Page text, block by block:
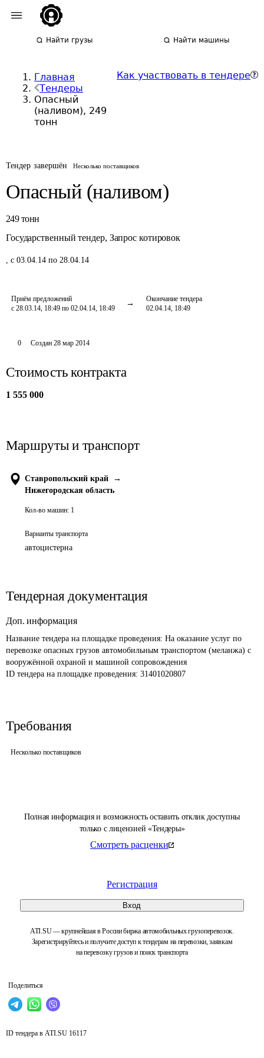
Найти грузы Найти машины
Главная
Тендеры
Опасный
(наливом), 249
тонн
Как участвовать в тендере
Тендер завершён Несколько поставщиков
Опасный (наливом)
249 тонн
Государственный тендер, Запрос котировок
, с 03.04.14 по 28.04.14
Приём предложений
с 28.03.14, 18:49 по 02.04.14, 18:49
Окончание тендера
02.04.14, 18:49
Полная информация и возможность оставить отклик доступны
только с лицензией «Тендеры»
Смотреть расценки
Регистрация
Вход
ATI.SU — крупнейшая в России биржа автомобильных грузоперевозок.
Зарегистрируйтесь и получите доступ к тендерам на перевозки, заявкам
на перевозку грузов и поиск транспорта
Поделиться
0 Создан 28 мар 2014
Стоимость контракта
1 555 000
Маршруты и транспорт
Ставропольский край
→
Нижегородская область
Кол-во машин: 1
Варианты транспорта
автоцистерна
Тендерная документация
Доп. информация
Название тендера на площадке проведения: На оказание услуг по
перевозке опасных грузов автомобильным транспортом (меланжа) с
вооружённой охраной и машиной сопровождения
ID тендера на площадке проведения: 31401020807
Требования
Несколько поставщиков
ID тендера в ATI.SU 16117